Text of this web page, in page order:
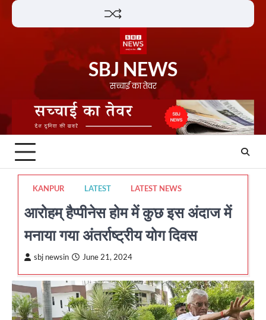
Skip
SBJ NEWS
सच्चाई का तेवर
KANPUR LATEST LATEST NEWS
आरोहम् हैप्पीनेस होम में कुछ इस अंदाज में
मनाया गया अंतर्राष्ट्रीय योग दिवस
sbj newsin June 21, 2024